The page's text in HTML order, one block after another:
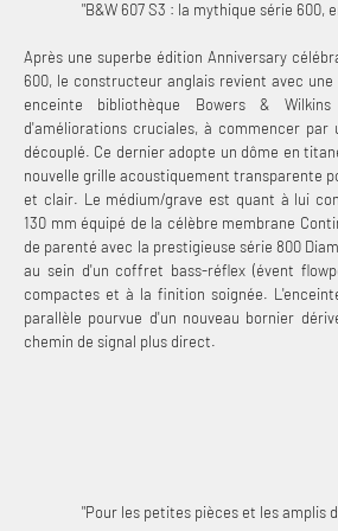
"B&W 607 S3 : la mythique série 600,
Après une superbe édition Anniversary
600, le constructeur anglais revient avec
enceinte bibliothèque Bowers &
d'améliorations cruciales, à commencer
découplé. Ce dernier adopte un dôme en
nouvelle grille acoustiquement transparente
et clair. Le médium/grave est quant à lui
130 mm équipé de la célèbre membrane
de parenté avec la prestigieuse série 800
au sein d'un coffret bass-réflex (évent
compactes et à la finition soignée.
parallèle pourvue d'un nouveau bornier
chemin de signal plus direct.
"Pour les petites pièces et les amplis